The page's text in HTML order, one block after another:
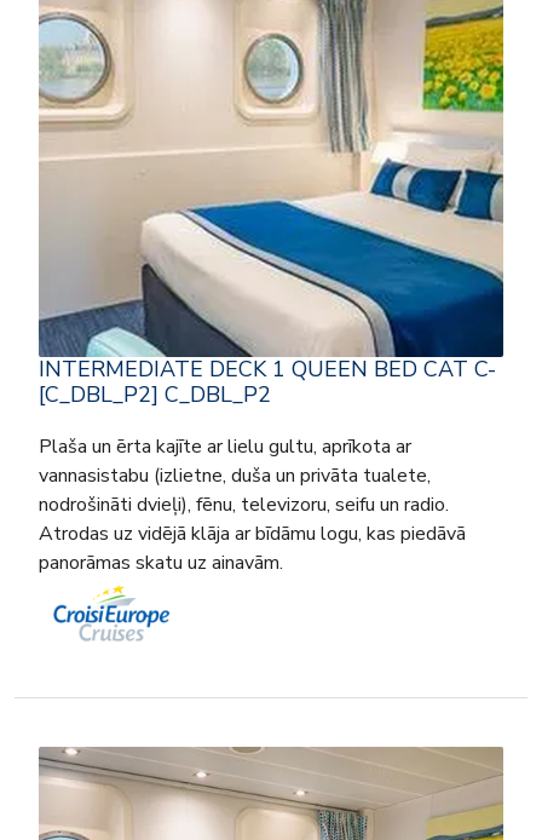
INTERMEDIATE DECK 1 QUEEN BED CAT C-
[C_DBL_P2] C_DBL_P2
Plaša un ērta kajīte ar lielu gultu, aprīkota ar
vannasistabu (izlietne, duša un privāta tualete,
nodrošināti dvieļi), fēnu, televizoru, seifu un radio.
Atrodas uz vidējā klāja ar bīdāmu logu, kas piedāvā
panorāmas skatu uz ainavām.